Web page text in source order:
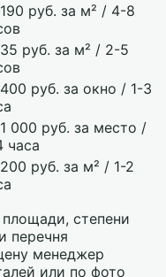
руб. за м² / 4-8
руб. за м² / 2-5
руб. за окно / 1-3
000 руб. за место /
часа
руб. за м² / 1-2
степени
перечня
менеджер
или по фото